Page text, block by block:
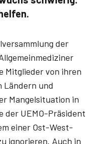
der
Mitglieder von ihren
Ländern und
Mangelsituation in
der UEMO-Präsident
einer Ost-West-
ignorieren. Auch in